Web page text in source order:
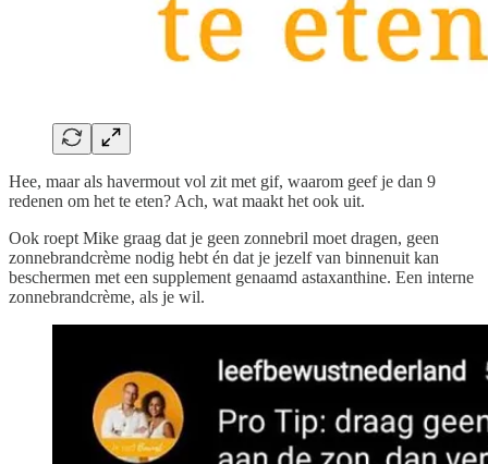
Hee, maar als havermout vol zit met gif, waarom geef je dan 9
redenen om het te eten? Ach, wat maakt het ook uit.
Ook roept Mike graag dat je geen zonnebril moet dragen, geen
zonnebrandcrème nodig hebt én dat je jezelf van binnenuit kan
beschermen met een supplement genaamd astaxanthine. Een interne
zonnebrandcrème, als je wil.